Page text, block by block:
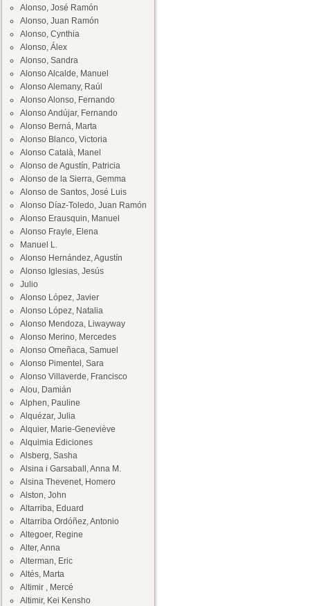
Alonso, José Ramón
Alonso, Juan Ramón
Alonso, Cynthia
Alonso, Álex
Alonso, Sandra
Alonso Alcalde, Manuel
Alonso Alemany, Raúl
Alonso Alonso, Fernando
Alonso Andújar, Fernando
Alonso Berná, Marta
Alonso Blanco, Victoria
Alonso Català, Manel
Alonso de Agustín, Patricia
Alonso de la Sierra, Gemma
Alonso de Santos, José Luis
Alonso Díaz-Toledo, Juan Ramón
Alonso Erausquin, Manuel
Alonso Frayle, Elena
Manuel L.
Alonso Hernández, Agustín
Alonso Iglesias, Jesús
Julio
Alonso López, Javier
Alonso López, Natalia
Alonso Mendoza, Liwayway
Alonso Merino, Mercedes
Alonso Omeñaca, Samuel
Alonso Pimentel, Sara
Alonso Villaverde, Francisco
Alou, Damián
Alphen, Pauline
Alquézar, Julia
Alquier, Marie-Geneviève
Alquimia Ediciones
Alsberg, Sasha
Alsina i Garsaball, Anna M.
Alsina Thevenet, Homero
Alston, John
Altarriba, Eduard
Altarriba Ordóñez, Antonio
Altegoer, Regine
Alter, Anna
Alterman, Eric
Altés, Marta
Altimir , Mercé
Altimir, Kei Kensho